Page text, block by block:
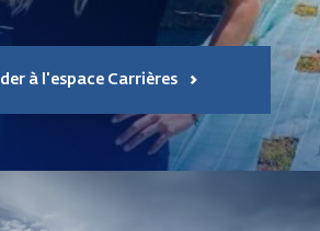
à l'espace Carrières